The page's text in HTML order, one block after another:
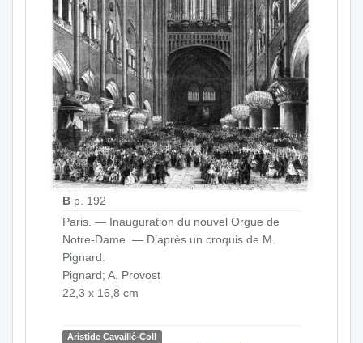
B p. 192
Paris. — Inauguration du nouvel Orgue de
Notre-Dame. — D’après un croquis de M.
Pignard.
Pignard; A. Provost
22,3 x 16,8 cm
Aristide Cavaillé-Coll